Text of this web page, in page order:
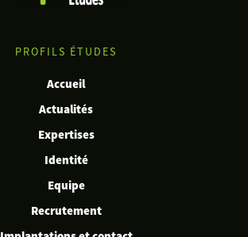
PROFILS ÉTUDES
Accueil
Actualités
Expertises
Identité
Equipe
Recrutement